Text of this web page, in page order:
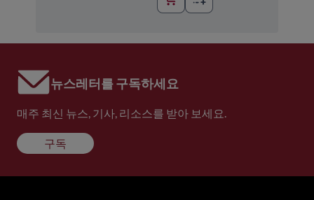
뉴스레터를 구독하세요
매주 최신 뉴스, 기사, 리소스를 받아 보세요.
구독